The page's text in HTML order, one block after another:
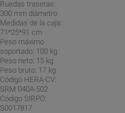
Ruedas traseras:
300 mm diámetro
Medidas de la caja:
71*25*91 cm
Peso máximo
soportado: 100 kg
Peso neto: 15 kg
Peso bruto: 17 kg
Código HERA-CV:
SRM 040A-502
Código SIRPO:
S0017817